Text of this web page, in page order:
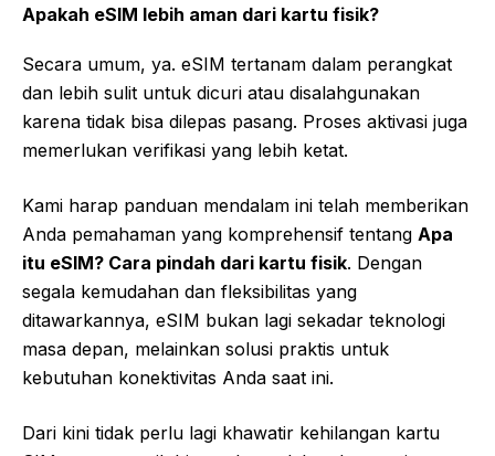
Apakah eSIM lebih aman dari kartu fisik?
Secara umum, ya. eSIM tertanam dalam perangkat
dan lebih sulit untuk dicuri atau disalahgunakan
karena tidak bisa dilepas pasang. Proses aktivasi juga
memerlukan verifikasi yang lebih ketat.
Kami harap panduan mendalam ini telah memberikan
Anda pemahaman yang komprehensif tentang Apa
itu eSIM? Cara pindah dari kartu fisik. Dengan
segala kemudahan dan fleksibilitas yang
ditawarkannya, eSIM bukan lagi sekadar teknologi
masa depan, melainkan solusi praktis untuk
kebutuhan konektivitas Anda saat ini.
Dari kini tidak perlu lagi khawatir kehilangan kartu